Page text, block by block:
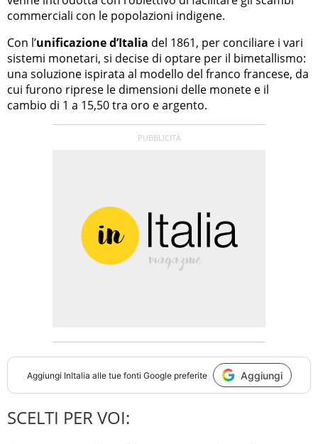
commerciali con le popolazioni indigene.
Con l’unificazione d’Italia del 1861, per conciliare i vari
sistemi monetari, si decise di optare per il bimetallismo:
una soluzione ispirata al modello del franco francese, da
cui furono riprese le dimensioni delle monete e il
cambio di 1 a 15,50 tra oro e argento.
Aggiungi InItalia alle tue fonti Google preferite Aggiungi
SCELTI PER VOI: